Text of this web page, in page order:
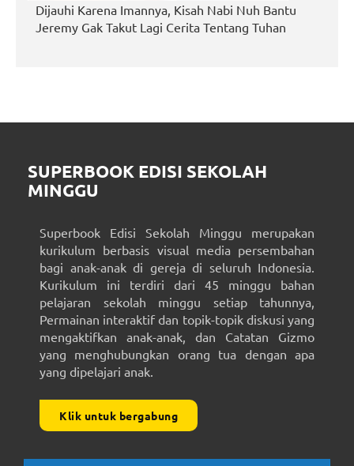
Dijauhi Karena Imannya, Kisah Nabi Nuh Bantu
Jeremy Gak Takut Lagi Cerita Tentang Tuhan
SUPERBOOK EDISI SEKOLAH
MINGGU
Superbook Edisi Sekolah Minggu merupakan
kurikulum berbasis visual media persembahan
bagi anak-anak di gereja di seluruh Indonesia.
Kurikulum ini terdiri dari 45 minggu bahan
pelajaran sekolah minggu setiap tahunnya,
Permainan interaktif dan topik-topik diskusi yang
mengaktifkan anak-anak, dan Catatan Gizmo
yang menghubungkan orang tua dengan apa
yang dipelajari anak.
Klik untuk bergabung